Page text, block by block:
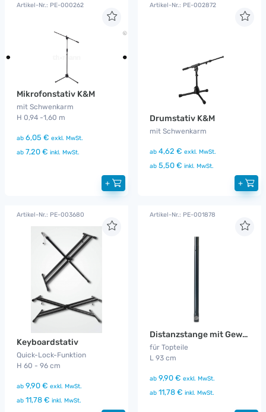
Artikel-Nr.: PE-000262
Mikrofonstativ K&M
mit Schwenkarm
H 0,94 -1,60 m
ab 6,05 € exkl. MwSt.
ab 7,20 € inkl. MwSt.
+
Artikel-Nr.: PE-002872
Drumstativ K&M
mit Schwenkarm
ab 4,62 € exkl. MwSt.
ab 5,50 € inkl. MwSt.
+
Artikel-Nr.: PE-003680
Keyboardstativ
Quick-Lock-Funktion
H 60 - 96 cm
ab 9,90 € exkl. MwSt.
ab 11,78 € inkl. MwSt.
Artikel-Nr.: PE-001878
Distanzstange mit Gewinde K&M
für Topteile
L 93 cm
ab 9,90 € exkl. MwSt.
ab 11,78 € inkl. MwSt.